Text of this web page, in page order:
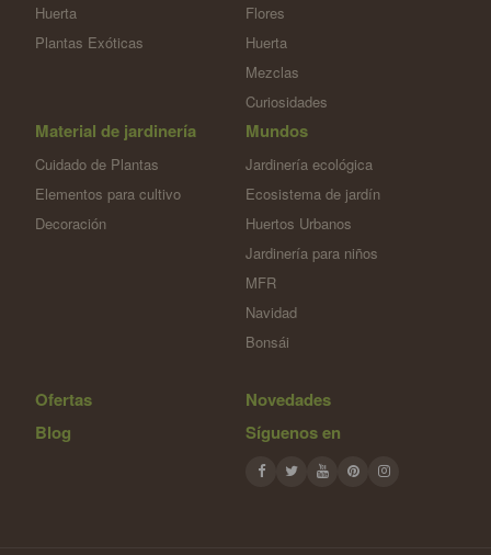
Huerta
Plantas Exóticas
Flores
Huerta
Mezclas
Curiosidades
Material de jardinería
Cuidado de Plantas
Elementos para cultivo
Decoración
Mundos
Jardinería ecológica
Ecosistema de jardín
Huertos Urbanos
Jardinería para niños
MFR
Navidad
Bonsái
Ofertas
Novedades
Blog
Síguenos en